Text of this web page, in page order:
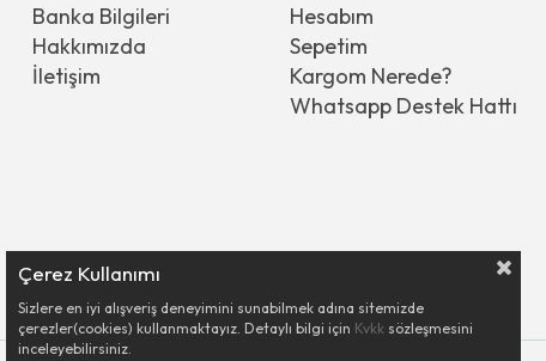
Banka Bilgileri
Hakkımızda
İletişim
Hesabım
Sepetim
Kargom Nerede?
Whatsapp Destek Hattı
Çerez Kullanımı
Sizlere en iyi alışveriş deneyimini sunabilmek adına sitemizde
çerezler(cookies) kullanmaktayız. Detaylı bilgi için Kvkk sözleşmesini
inceleyebilirsiniz.